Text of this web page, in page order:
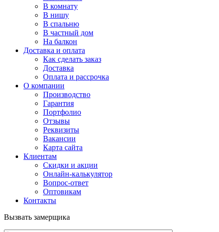
В комнату
В нишу
В спальню
В частный дом
На балкон
Доставка и оплата
Как сделать заказ
Доставка
Оплата и рассрочка
О компании
Производство
Гарантия
Портфолио
Отзывы
Реквизиты
Вакансии
Карта сайта
Клиентам
Скидки и акции
Онлайн-калькулятор
Вопрос-ответ
Оптовикам
Контакты
Вызвать замерщика